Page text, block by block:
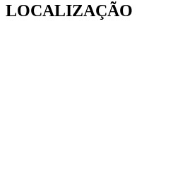
LOCALIZAÇÃO